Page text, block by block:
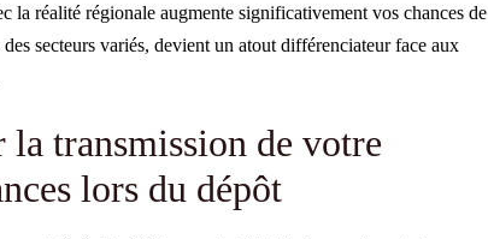
la réalité régionale augmente significativement vos chances de
secteurs variés, devient un atout différenciateur face aux
transmission de votre
lors du dépôt